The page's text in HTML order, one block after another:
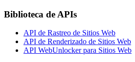
Biblioteca de APIs
API de Rastreo de Sitios Web
API de Renderizado de Sitios Web
API WebUnlocker para Sitios Web